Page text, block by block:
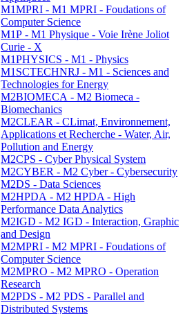
M1MPRI - M1 MPRI - Foudations of
Computer Science
M1P - M1 Physique - Voie Irène Joliot
Curie - X
M1PHYSICS - M1 - Physics
M1SCTECHNRJ - M1 - Sciences and
Technologies for Energy
M2BIOMECA - M2 Biomeca -
Biomechanics
M2CLEAR - CLimat, Environnement,
Applications et Recherche - Water, Air,
Pollution and Energy
M2CPS - Cyber Physical System
M2CYBER - M2 Cyber - Cybersecurity
M2DS - Data Sciences
M2HPDA - M2 HPDA - High
Performance Data Analytics
M2IGD - M2 IGD - Interaction, Graphic
and Design
M2MPRI - M2 MPRI - Foudations of
Computer Science
M2MPRO - M2 MPRO - Operation
Research
M2PDS - M2 PDS - Parallel and
Distributed Systems